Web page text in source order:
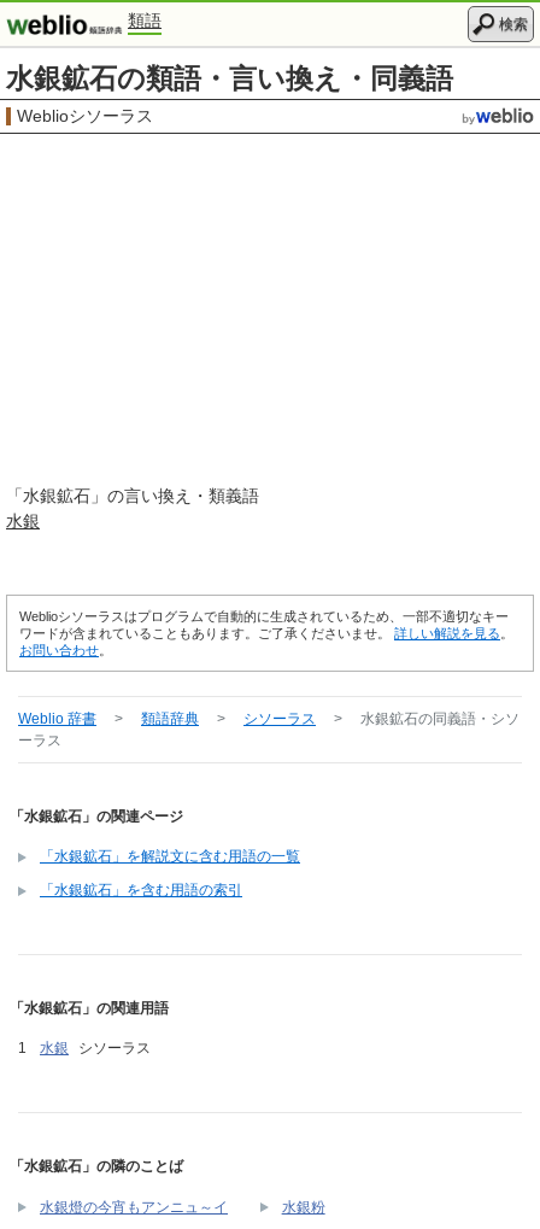
類語 検索
水銀鉱石の類語・言い換え・同義語
Weblioシソーラス
「水銀鉱石 」の言い換え・類義語
水銀
Weblioシソーラスはプログラムで自動的に生成されているため、一部不適切なキー
ワードが含まれていることもあります。ご了承くださいませ。 詳しい解説を見る
お問い合わせ
Weblio 辞書 > 類語辞典 > シソーラス > 水銀鉱石の同義語・シソ
ーラス
「水銀鉱石」の関連ページ
「水銀鉱石」を解説文に含む用語の一覧
「水銀鉱石」を含む用語の索引
「水銀鉱石」の関連用語
水銀 シソーラス
「水銀鉱石」の隣のことば
水銀燈の今宵もアンニュ～イ 水銀粉